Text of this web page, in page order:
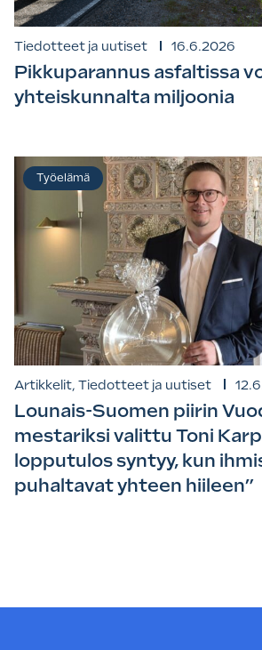
Tiedotteet ja uutiset 16.6.2026
Pikkuparannus asfaltissa
yhteiskunnalta miljoonia
Artikkelit, Tiedotteet ja uutiset
Lounais-Suomen piirin
mestariksi valittu Toni
lopputulos syntyy, kun
puhaltavat yhteen hiileen”
Työelämä